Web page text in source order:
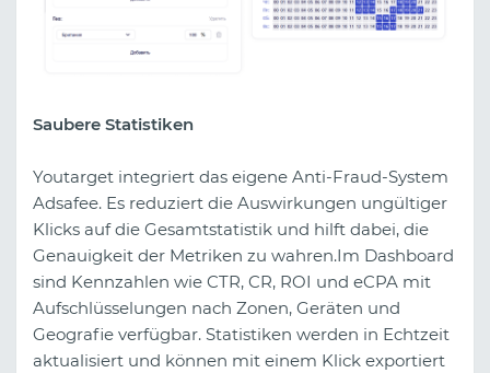
Saubere Statistiken
Youtarget integriert das eigene Anti-Fraud-System
Adsafee. Es reduziert die Auswirkungen ungültiger
Klicks auf die Gesamtstatistik und hilft dabei, die
Genauigkeit der Metriken zu wahren.Im Dashboard
sind Kennzahlen wie CTR, CR, ROI und eCPA mit
Aufschlüsselungen nach Zonen, Geräten und
Geografie verfügbar. Statistiken werden in Echtzeit
aktualisiert und können mit einem Klick exportiert